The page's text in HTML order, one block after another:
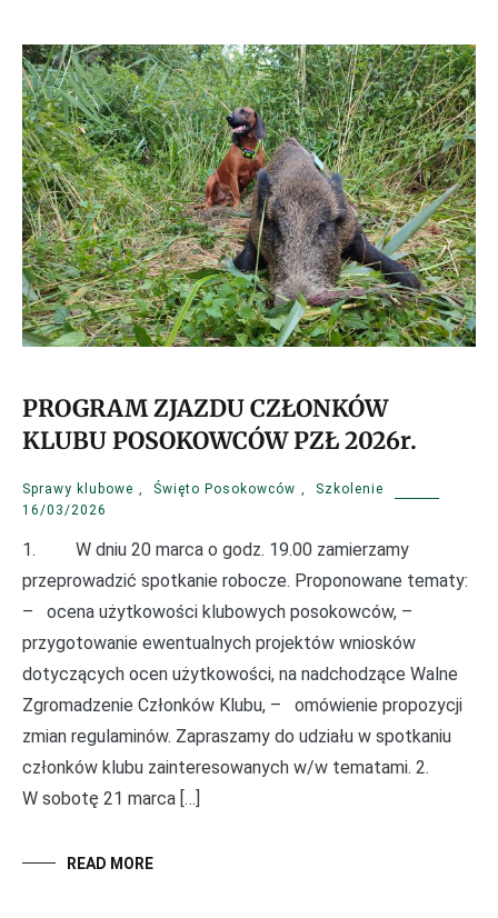
PROGRAM ZJAZDU CZŁONKÓW
KLUBU POSOKOWCÓW PZŁ 2026r.
Sprawy klubowe Święto Posokowców
Szkolenie
16/03/2026
1. W dniu 20 marca o godz. 19.00 zamierzamy
przeprowadzić spotkanie robocze. Proponowane tematy:
– ocena użytkowości klubowych posokowców, –
przygotowanie ewentualnych projektów wniosków
dotyczących ocen użytkowości, na nadchodzące Walne
Zgromadzenie Członków Klubu, – omówienie propozycji
zmian regulaminów. Zapraszamy do udziału w spotkaniu
członków klubu zainteresowanych w/w tematami. 2.
W sobotę 21 marca […]
READ MORE